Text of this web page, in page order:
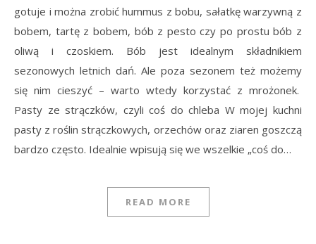
gotuje i można zrobić hummus z bobu, sałatkę warzywną z
bobem, tartę z bobem, bób z pesto czy po prostu bób z
oliwą i czoskiem. Bób jest idealnym składnikiem
sezonowych letnich dań. Ale poza sezonem też możemy
się nim cieszyć – warto wtedy korzystać z mrożonek.
Pasty ze strączków, czyli coś do chleba W mojej kuchni
pasty z roślin strączkowych, orzechów oraz ziaren goszczą
bardzo często. Idealnie wpisują się we wszelkie „coś do…
READ MORE